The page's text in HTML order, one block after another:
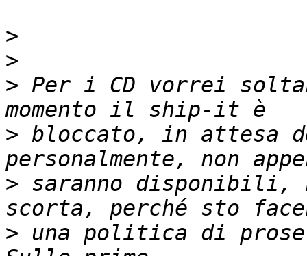
>
>
> Per i CD vorrei
> bloccato, in attesa
> saranno disponibili,
> una politica di